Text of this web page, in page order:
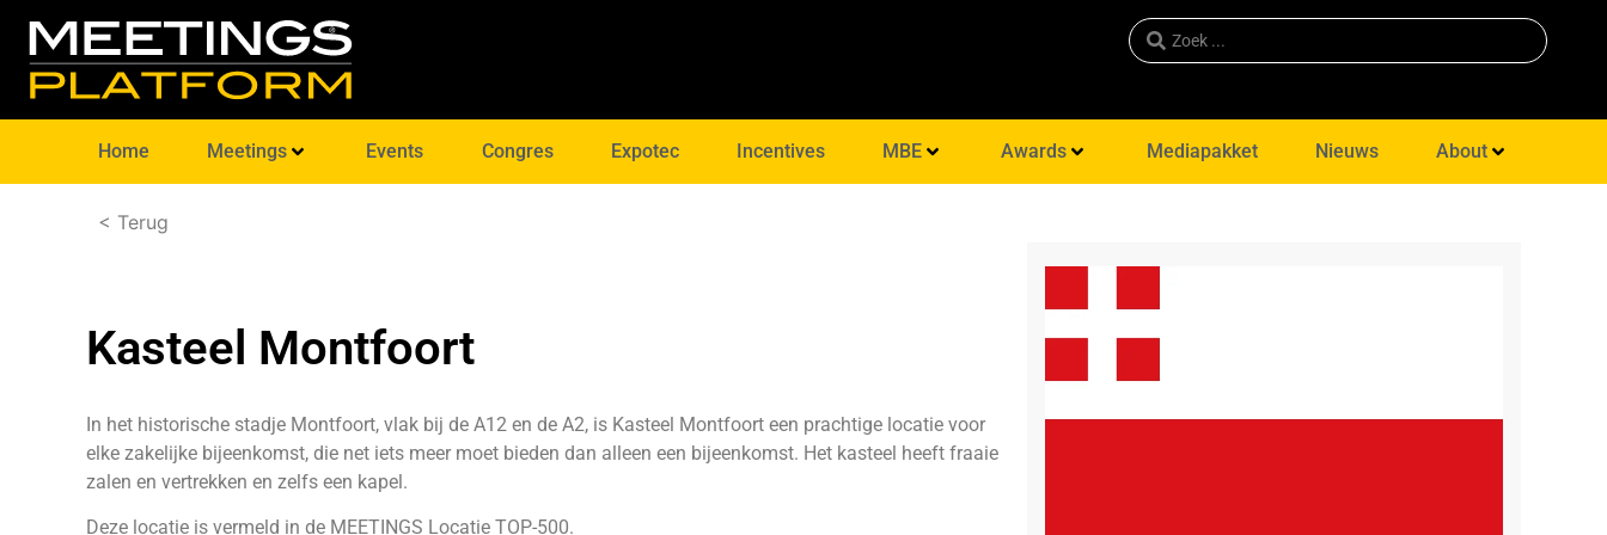
Home Meetings Events Congres Expotec Incentives MBE Awards Mediapakket Nieuws About
< Terug
Kasteel Montfoort
In het historische stadje Montfoort, vlak bij de A12 en de A2, is Kasteel Montfoort een prachtige locatie voor
elke zakelijke bijeenkomst, die net iets meer moet bieden dan alleen een bijeenkomst. Het kasteel heeft fraaie
zalen en vertrekken en zelfs een kapel.
Deze locatie is vermeld in de MEETINGS Locatie TOP-500.